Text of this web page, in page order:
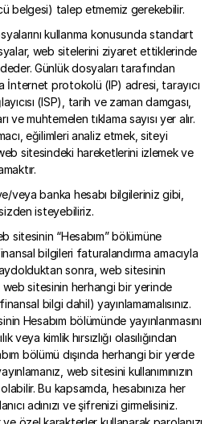
belgesi) talep etmemiz gerekebilir.
kullanma konusunda standart
web sitelerini ziyaret ettiklerinde
Günlük dosyaları tarafından
İnternet protokolü (IP) adresi, tarayıcı
(ISP), tarih ve zaman damgası,
ve muhtemelen tıklama sayısı yer alır.
eğilimleri analiz etmek, siteyi
sitesindeki hareketlerini izlemek ve
veya banka hesabı bilgileriniz gibi,
isteyebiliriz.
sitesinin “Hesabım” bölümüne
bilgileri faturalandırma amacıyla
sonra, web sitesinin
web sitesinin herhangi bir yerinde
bilgi dahil) yayınlamamalısınız.
Hesabım bölümünde yayınlanmasını
veya kimlik hırsızlığı olasılığından
bölümü dışında herhangi bir yerde
web sitesini kullanımınızın
Bu kapsamda, hesabınıza her
adınızı ve şifrenizi girmelisiniz.